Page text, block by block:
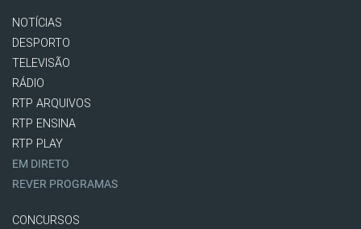
NOTÍCIAS
DESPORTO
TELEVISÃO
RÁDIO
RTP ARQUIVOS
RTP ENSINA
RTP PLAY
EM DIRETO
REVER PROGRAMAS
CONCURSOS